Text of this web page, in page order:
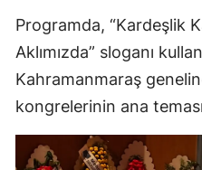
Programda, “Kardeşlik
Aklımızda” sloganı
Kahramanmaraş
kongrelerinin ana